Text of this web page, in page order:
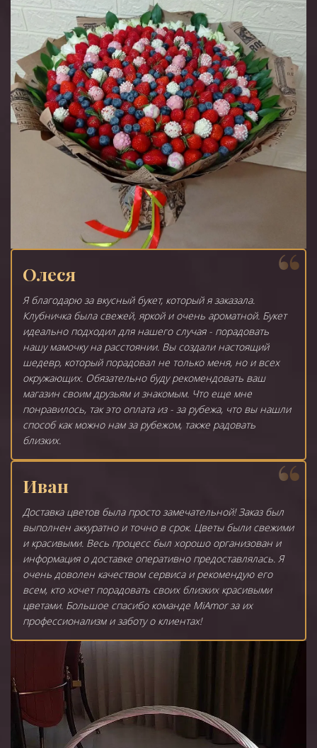
Олеся
Я благодарю за вкусный букет, который я заказала.
Клубничка была свежей, яркой и очень ароматной. Букет
идеально подходил для нашего случая - порадовать
нашу мамочку на расстоянии. Вы создали настоящий
шедевр, который порадовал не только меня, но и всех
окружающих. Обязательно буду рекомендовать ваш
магазин своим друзьям и знакомым. Что еще мне
понравилось, так это оплата из - за рубежа, что вы нашли
способ как можно нам за рубежом, также радовать
близких.
Иван
Доставка цветов была просто замечательной! Заказ был
выполнен аккуратно и точно в срок. Цветы были свежими
и красивыми. Весь процесс был хорошо организован и
информация о доставке оперативно предоставлялась. Я
очень доволен качеством сервиса и рекомендую его
всем, кто хочет порадовать своих близких красивыми
цветами. Большое спасибо команде MiAmor за их
профессионализм и заботу о клиентах!